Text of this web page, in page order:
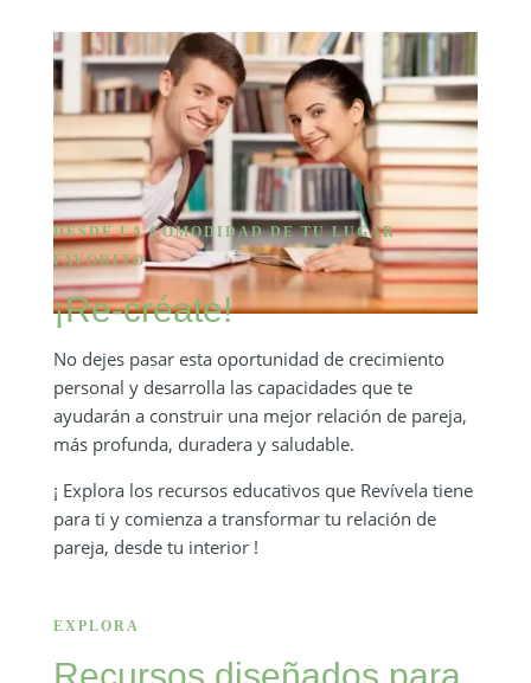
DESDE LA COMODIDAD DE TU LUGAR
FAVORITO
¡Re-créate!
No dejes pasar esta oportunidad de crecimiento
personal y desarrolla las capacidades que te
ayudarán a construir una mejor relación de pareja,
más profunda, duradera y saludable.
¡ Explora los recursos educativos que Revívela tiene
para ti y comienza a transformar tu relación de
pareja, desde tu interior !
EXPLORA